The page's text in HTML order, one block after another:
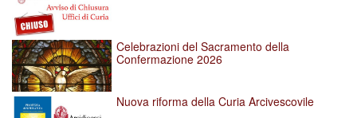
Celebrazioni del Sacramento della
Confermazione 2026
Nuova riforma della Curia Arcivescovile